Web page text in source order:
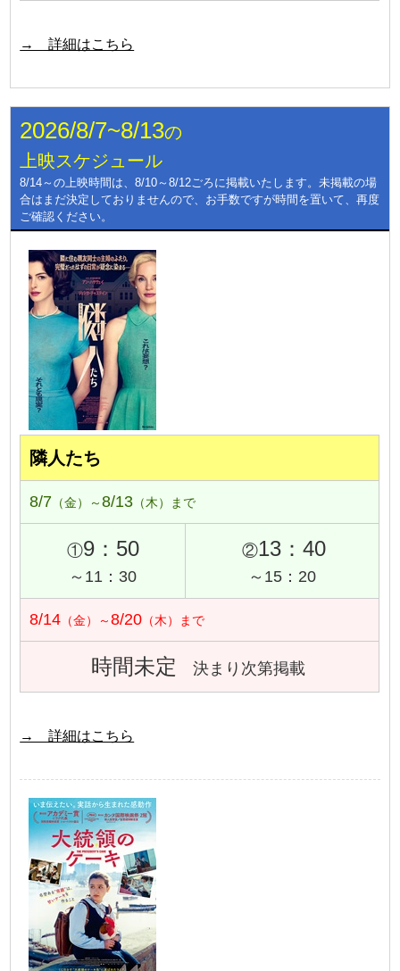
→ 詳細はこちら
2026/8/7~8/13の
上映スケジュール
8/14～の上映時間は、8/10～8/12ごろに掲載いたします。未掲載の場
合はまだ決定しておりませんので、お手数ですが時間を置いて、再度
ご確認ください。
隣人たち
8/7 （金）～8/13 （木）まで
①9：50
～11：30
②13：40
～15：20
8/14 （金）～8/20 （木）まで
時間未定 決まり次第掲載
→ 詳細はこちら